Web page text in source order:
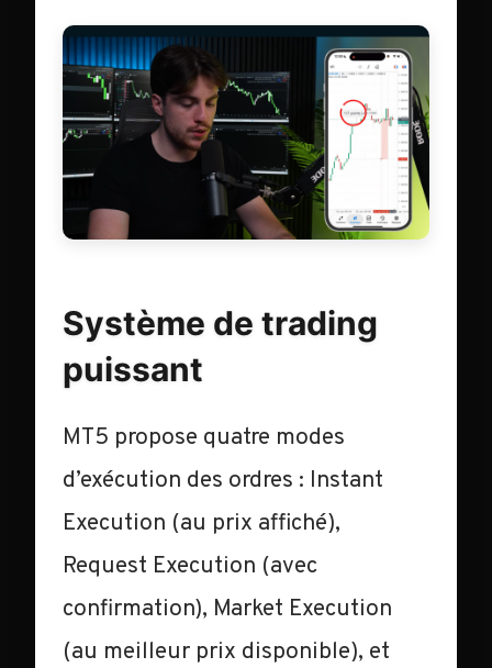
Système de trading
puissant
MT5 propose quatre modes
d’exécution des ordres : Instant
Execution (au prix affiché),
Request Execution (avec
confirmation), Market Execution
(au meilleur prix disponible), et